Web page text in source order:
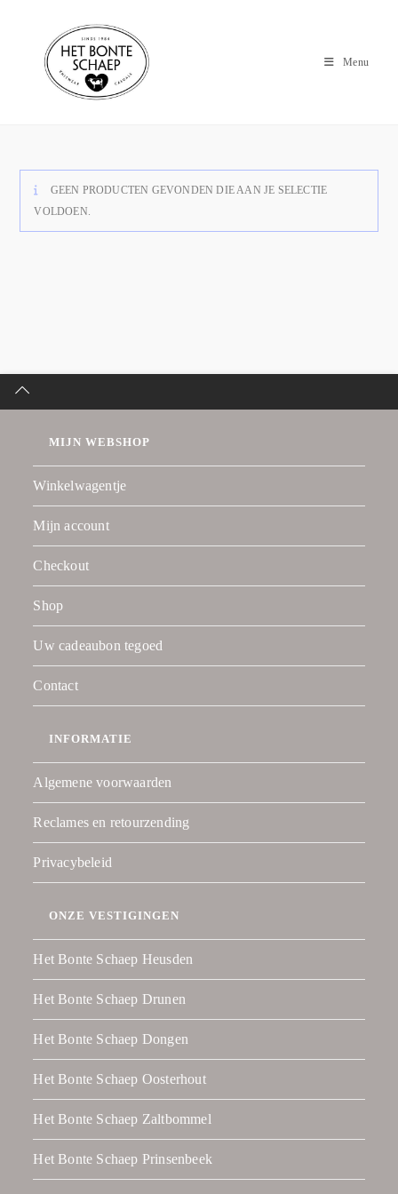
Menu
GEEN PRODUCTEN GEVONDEN DIE AAN JE SELECTIE
VOLDOEN.
MIJN WEBSHOP
Winkelwagentje
Mijn account
Checkout
Shop
Uw cadeaubon tegoed
Contact
INFORMATIE
Algemene voorwaarden
Reclames en retourzending
Privacybeleid
ONZE VESTIGINGEN
Het Bonte Schaep Heusden
Het Bonte Schaep Drunen
Het Bonte Schaep Dongen
Het Bonte Schaep Oosterhout
Het Bonte Schaep Zaltbommel
Het Bonte Schaep Prinsenbeek